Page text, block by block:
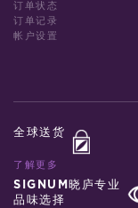
订单状态
订单记录
帐户设置
全球送货
了解更多
SIGNUM晓庐专业
品味选择